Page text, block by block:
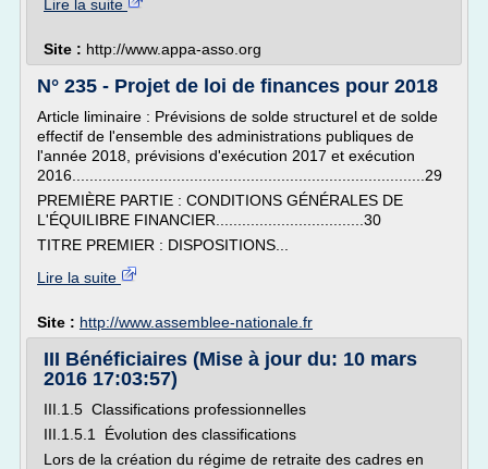
Lire la suite
Site : http://www.appa-asso.org
N° 235 - Projet de loi de finances pour 2018
Article liminaire : Prévisions de solde structurel et de solde
effectif de l'ensemble des administrations publiques de
l'année 2018, prévisions d'exécution 2017 et exécution
2016.................................................................................29
PREMIÈRE PARTIE : CONDITIONS GÉNÉRALES DE
L'ÉQUILIBRE FINANCIER..................................30
TITRE PREMIER : DISPOSITIONS...
Lire la suite
Site : http://www.assemblee-nationale.fr
III Bénéficiaires (Mise à jour du: 10 mars
2016 17:03:57)
III.1.5 Classifications professionnelles
III.1.5.1 Évolution des classifications
Lors de la création du régime de retraite des cadres en